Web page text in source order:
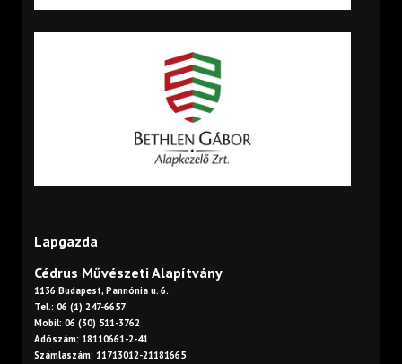
Lapgazda
Cédrus Művészeti Alapítvány
1136 Budapest, Pannónia u. 6.
Tel.: 06 (1) 247-6657
Mobil: 06 (30) 511-3762
Adószám: 18110661-2-41
Számlaszám: 11713012-21181665